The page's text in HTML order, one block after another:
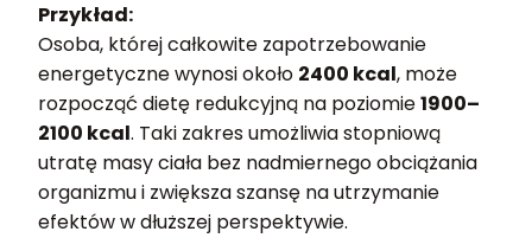
Przykład:
Osoba, której całkowite zapotrzebowanie
energetyczne wynosi około 2400 kcal, może
rozpocząć dietę redukcyjną na poziomie1900–
2100 kcal. Taki zakres umożliwia stopniową
utratę masy ciała bez nadmiernego obciążania
organizmu i zwiększa szansę na utrzymanie
efektów w dłuższej perspektywie.